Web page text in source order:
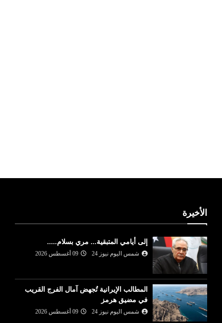
الأخيرة
إلى أيامي المتبقية... مري بسلام.....
شمس اليوم نيوز 24 09 أغسطس 2026
المطالب الإيرانية تُجهض آمال الفرج القريب
في مضيق هرمز
شمس اليوم نيوز 24 09 أغسطس 2026